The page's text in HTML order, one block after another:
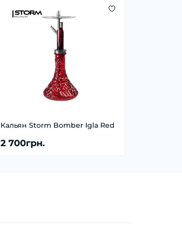
Кальян Storm Bomber Igla Red
2 700грн.